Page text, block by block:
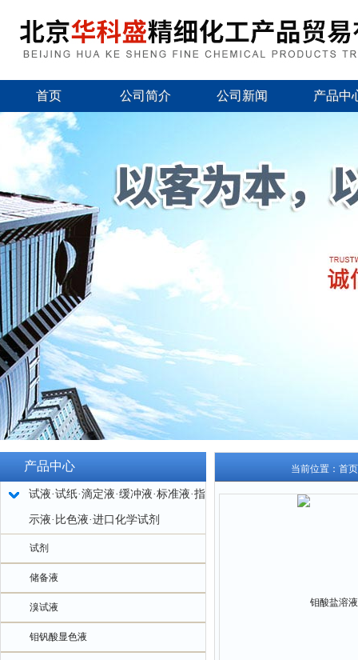
首页 公司简介 公司新闻 产品中
产品中心
试液·试纸·滴定液·缓冲液·标准液·指
示液·比色液·进口化学试剂
试剂
储备液
溴试液
钼钒酸显色液
当前位置： 首页